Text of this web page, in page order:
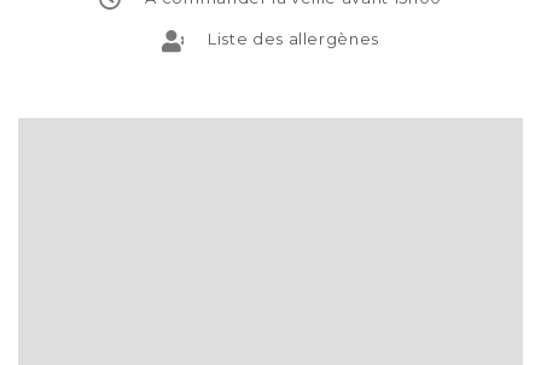
Liste des allergènes